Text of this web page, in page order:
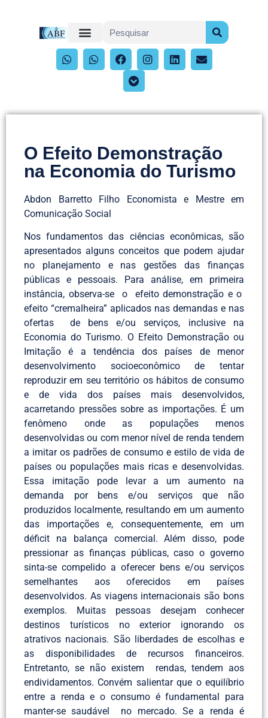
O Efeito Demonstração
na Economia do Turismo
Abdon Barretto Filho Economista e Mestre em
Comunicação Social
Nos fundamentos das ciências econômicas, são
apresentados alguns conceitos que podem ajudar
no planejamento e nas gestões das finanças
públicas e pessoais. Para análise, em primeira
instância, observa-se o efeito demonstração e o
efeito “cremalheira” aplicados nas demandas e nas
ofertas de bens e/ou serviços, inclusive na
Economia do Turismo. O Efeito Demonstração ou
Imitação é a tendência dos países de menor
desenvolvimento socioeconômico de tentar
reproduzir em seu território os hábitos de consumo
e de vida dos países mais desenvolvidos,
acarretando pressões sobre as importações. É um
fenômeno onde as populações menos
desenvolvidas ou com menor nível de renda tendem
a imitar os padrões de consumo e estilo de vida de
países ou populações mais ricas e desenvolvidas.
Essa imitação pode levar a um aumento na
demanda por bens e/ou serviços que não
produzidos localmente, resultando em um aumento
das importações e, consequentemente, em um
déficit na balança comercial. Além disso, pode
pressionar as finanças públicas, caso o governo
sinta-se compelido a oferecer bens e/ou serviços
semelhantes aos oferecidos em países
desenvolvidos. As viagens internacionais são bons
exemplos. Muitas pessoas desejam conhecer
destinos turísticos no exterior ignorando os
atrativos nacionais. São liberdades de escolhas e
as disponibilidades de recursos financeiros.
Entretanto, se não existem rendas, tendem aos
endividamentos. Convém salientar que o equilíbrio
entre a renda e o consumo é fundamental para
manter-se saudável no mercado. Se a renda é